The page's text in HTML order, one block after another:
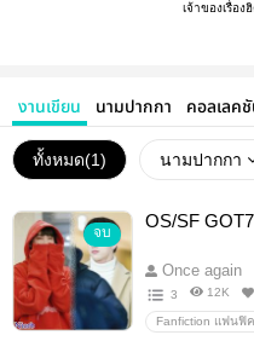
เจ้าของเรื่อง
งานเขียน นามปากกา คอลเลค
ทั้งหมด(1) นามปากกา
จบ
OS/SF
Once again
3 12K
Fanfiction แฟนฟิ